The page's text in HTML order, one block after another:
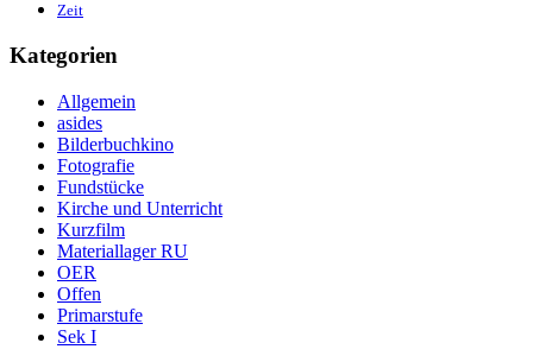
Zeit
Kategorien
Allgemein
asides
Bilderbuchkino
Fotografie
Fundstücke
Kirche und Unterricht
Kurzfilm
Materiallager RU
OER
Offen
Primarstufe
Sek I